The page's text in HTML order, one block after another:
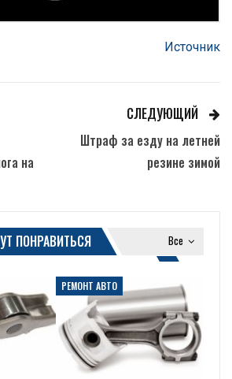
Источник
на
СЛЕДУЮЩИЙ
Штраф за езду на летней
резине зимой
Все
ПОНРАВИТЬСЯ
РЕМОНТ АВТО